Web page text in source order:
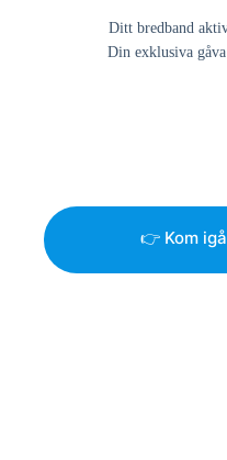
Ditt bredband
Din exklusiva
👉 Kom